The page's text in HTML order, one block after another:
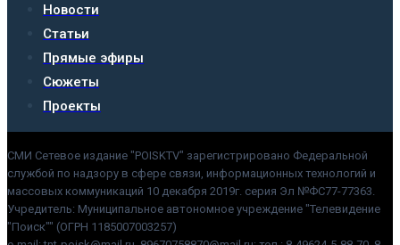
Новости
Статьи
Прямые эфиры
Сюжеты
Проекты
СМИ Сетевое издание "POISKTV" зарегистрировано Федеральной
службой по надзору в сфере связи, информационных технологий и
массовых коммуникаций 10 декабря 2019г. серия Эл №ФС77-77363.
Учредитель: Муниципальное автономное учреждение "Телевидение
"Поиск"" (ОГРН 1185007003257)